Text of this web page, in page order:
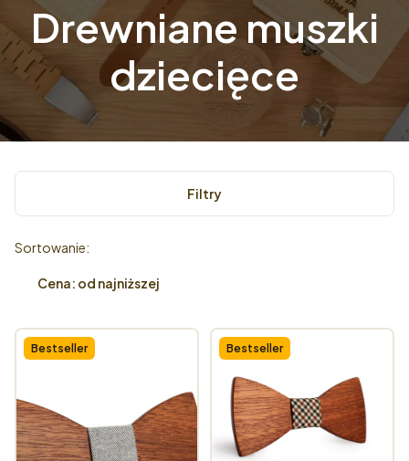
Drewniane muszki
dziecięce
Filtry
Lista produktów
Sortowanie:
Cena: od najniższej
Bestseller Bestseller